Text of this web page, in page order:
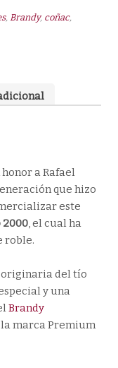
, Brandy, coñac,
a Rafael
que hizo
este
2000, el cual ha
roble.
originaria del tío
y una
Brandy
la marca Premium